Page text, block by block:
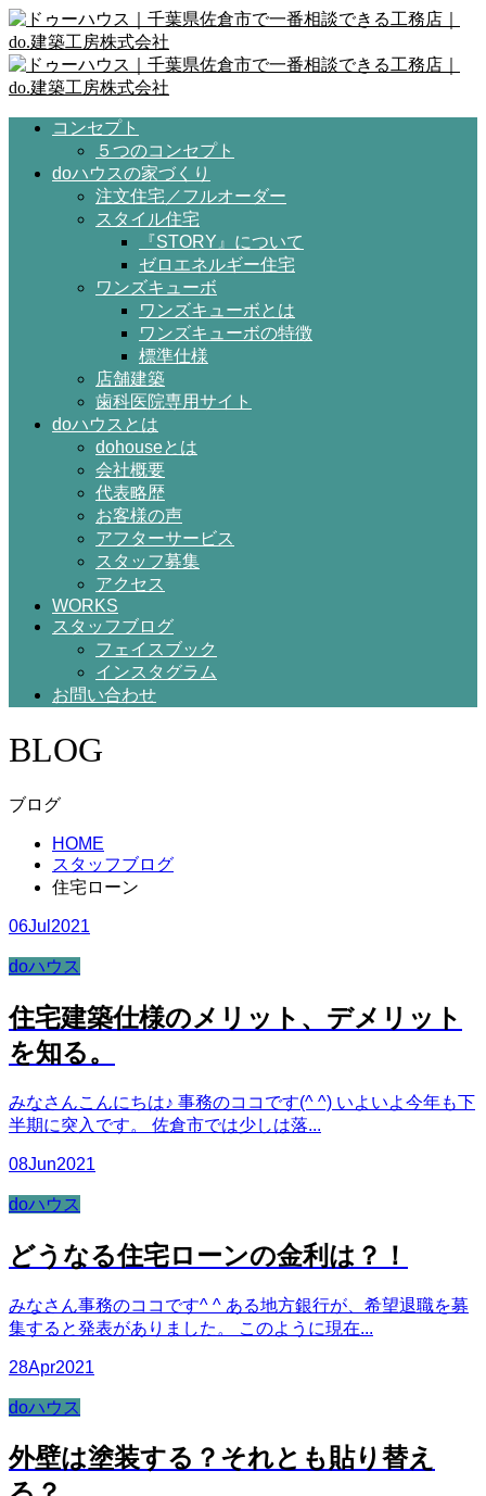
コンセプト
５つのコンセプト
doハウスの家づくり
注文住宅／フルオーダー
スタイル住宅
『STORY』について
ゼロエネルギー住宅
ワンズキューボ
ワンズキューボとは
ワンズキューボの特徴
標準仕様
店舗建築
歯科医院専用サイト
doハウスとは
dohouseとは
会社概要
代表略歴
お客様の声
アフターサービス
スタッフ募集
アクセス
WORKS
スタッフブログ
フェイスブック
インスタグラム
お問い合わせ
BLOG
ブログ
HOME
スタッフブログ
住宅ローン
06Jul 2021
doハウス
住宅建築仕様のメリット、デメリット
を知る。
みなさんこんにちは♪ 事務のココです(^ ^) いよいよ今年も下
半期に突入です。 佐倉市では少しは落...
08Jun2021
doハウス
どうなる住宅ローンの金利は？！
みなさん事務のココです^ ^ ある地方銀行が、希望退職を募
集すると発表がありました。 このように現在...
28Apr2021
doハウス
外壁は塗装する？それとも貼り替え